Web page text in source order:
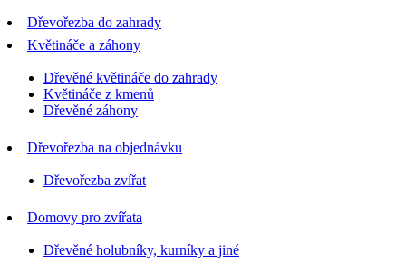
Dřevořezba do zahrady
Květináče a záhony
Dřevěné květináče do zahrady
Květináče z kmenů
Dřevěné záhony
Dřevořezba na objednávku
Dřevořezba zvířat
Domovy pro zvířata
Dřevěné holubníky, kurníky a jiné